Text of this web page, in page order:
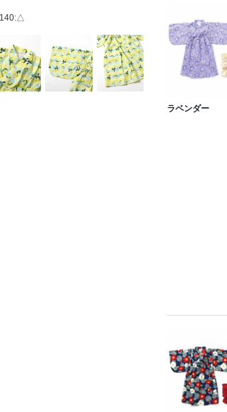
140:△
ラベンダー